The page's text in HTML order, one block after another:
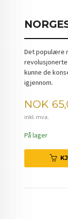
Det populære
kunne de
igjennom.
Pris
NOK
inkl. mva.
På lager